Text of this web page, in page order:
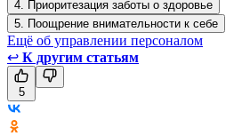
4. Приоритезация заботы о здоровье
5. Поощрение внимательности к себе
Ещё об управлении персоналом
↩ К другим статьям
5